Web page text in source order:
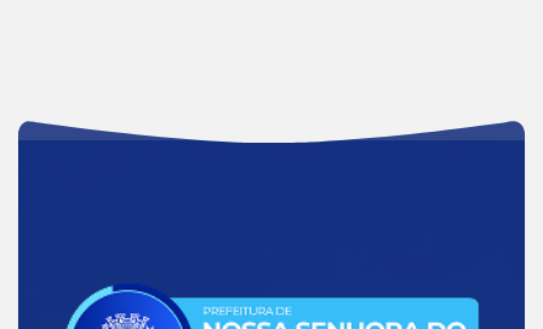
Acessar